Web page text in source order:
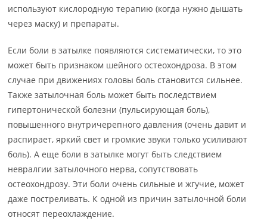
используют кислородную терапию (когда нужно дышать
через маску) и препараты.
Если боли в затылке появляются систематически, то это
может быть признаком шейного остеохондроза. В этом
случае при движениях головы боль становится сильнее.
Также затылочная боль может быть последствием
гипертонической болезни (пульсирующая боль),
повышенного внутричерепного давления (очень давит и
распирает, яркий свет и громкие звуки только усиливают
боль). А еще боли в затылке могут быть следствием
невралгии затылочного нерва, сопутствовать
остеохондрозу. Эти боли очень сильные и жгучие, может
даже постреливать. К одной из причин затылочной боли
относят переохлаждение.